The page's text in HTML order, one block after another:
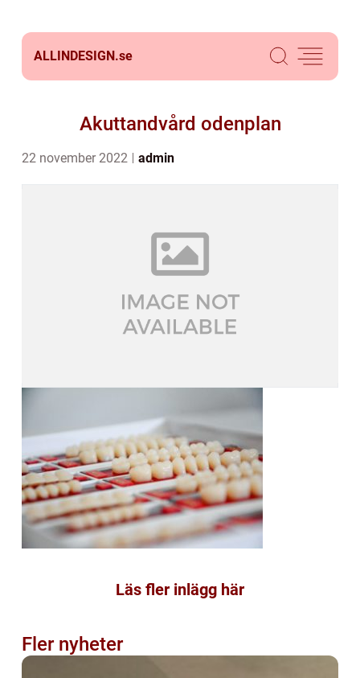
ALLINDESIGN.se
Akuttandvård odenplan
22 november 2022 admin
Läs fler inlägg här
Fler nyheter